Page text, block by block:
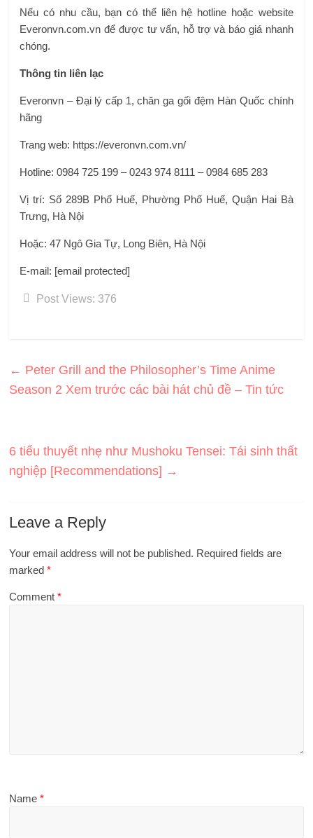
Nếu có nhu cầu, bạn có thể liên hệ hotline hoặc website
Everonvn.com.vn để được tư vấn, hỗ trợ và báo giá nhanh
chóng.
Thông tin liên lạc
Everonvn – Đại lý cấp 1, chăn ga gối đệm Hàn Quốc chính
hãng
Trang web: https://everonvn.com.vn/
Hotline: 0984 725 199 – 0243 974 8111 – 0984 685 283
Vị trí: Số 289B Phố Huế, Phường Phố Huế, Quận Hai Bà
Trưng, ​​Hà Nội
Hoặc: 47 Ngô Gia Tự, Long Biên, Hà Nội
E-mail: [email protected]
Post Views: 376
← Peter Grill and the Philosopher’s Time Anime
Season 2 Xem trước các bài hát chủ đề – Tin tức
6 tiểu thuyết nhẹ như Mushoku Tensei: Tái sinh thất
nghiệp [Recommendations] →
Leave a Reply
Your email address will not be published. Required fields are
marked*
Comment*
Name*